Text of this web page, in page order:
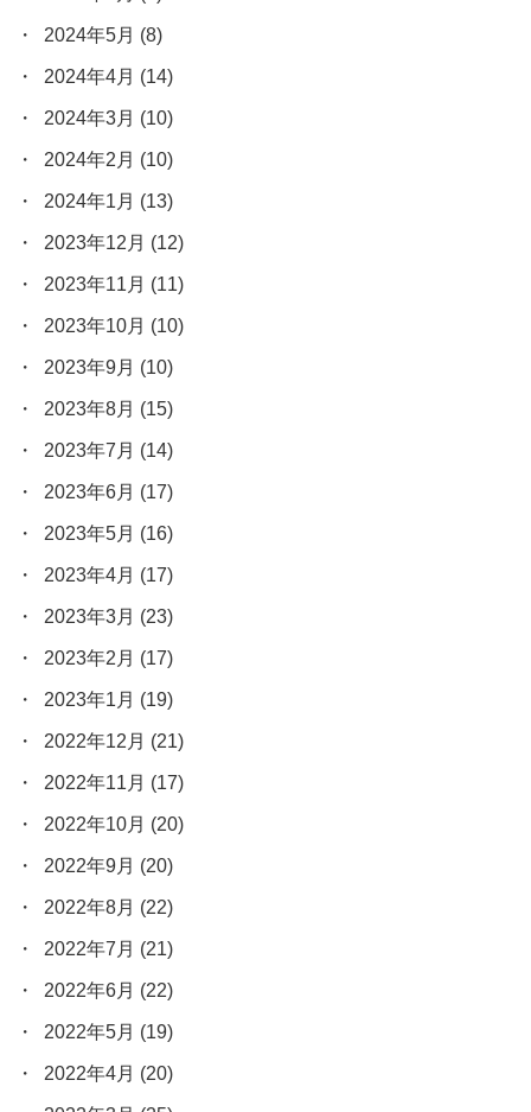
2024年5月 (8)
2024年4月 (14)
2024年3月 (10)
2024年2月 (10)
2024年1月 (13)
2023年12月 (12)
2023年11月 (11)
2023年10月 (10)
2023年9月 (10)
2023年8月 (15)
2023年7月 (14)
2023年6月 (17)
2023年5月 (16)
2023年4月 (17)
2023年3月 (23)
2023年2月 (17)
2023年1月 (19)
2022年12月 (21)
2022年11月 (17)
2022年10月 (20)
2022年9月 (20)
2022年8月 (22)
2022年7月 (21)
2022年6月 (22)
2022年5月 (19)
2022年4月 (20)